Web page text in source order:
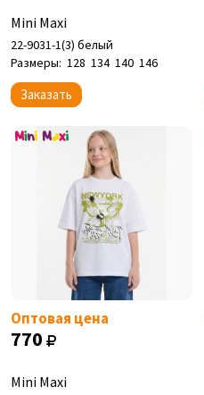
Mini Maxi
22-9031-1(3) белый
Размеры: 128 134 140 146
Заказать
Оптовая цена
770
Mini Maxi